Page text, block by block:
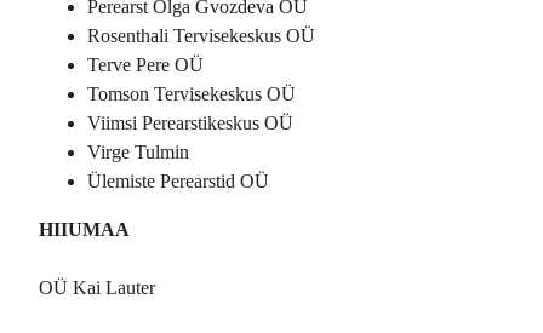
Perearst Olga Gvozdeva OÜ
Rosenthali Tervisekeskus OÜ
Terve Pere OÜ
Tomson Tervisekeskus OÜ
Viimsi Perearstikeskus OÜ
Virge Tulmin
Ülemiste Perearstid OÜ
HIIUMAA
OÜ Kai Lauter